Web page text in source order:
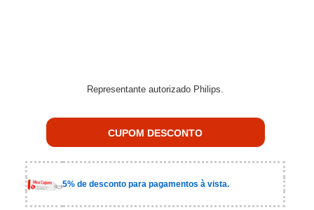
Representante autorizado Philips.
CUPOM DESCONTO
5% de desconto para pagamentos à vista.